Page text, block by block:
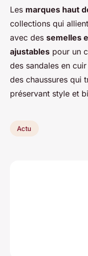
Les marques haut
collections qui
avec des semelles
ajustables pour un
des sandales en
des chaussures qui
préservant style et
Actu